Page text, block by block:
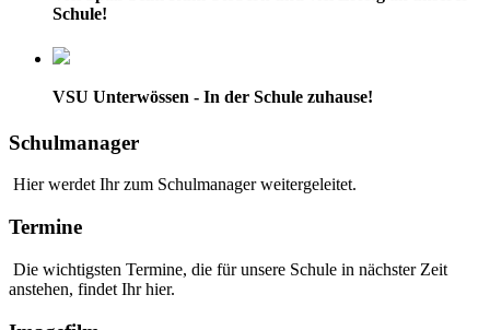
Schule!
VSU Unterwössen - In der Schule zuhause!
Schulmanager
Hier werdet Ihr zum Schulmanager weitergeleitet.
Termine
Die wichtigsten Termine, die für unsere Schule in nächster Zeit
anstehen, findet Ihr hier.